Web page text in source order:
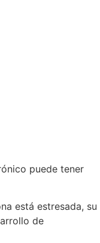
puede tener
está estresada, su
de